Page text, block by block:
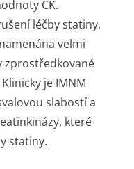
CK.
léčby statiny,
velmi
zprostředkované
je IMNM
slabostí a
které
statiny.